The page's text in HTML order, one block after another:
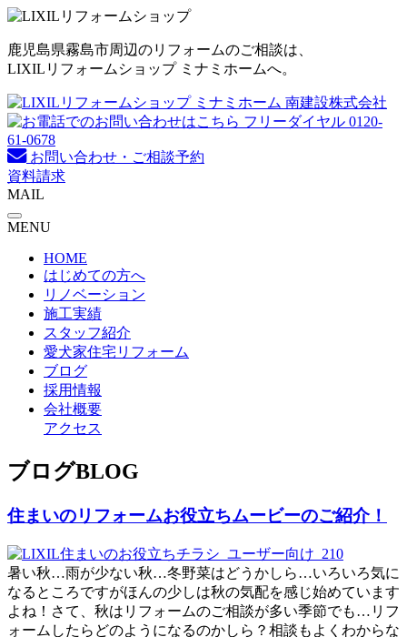
コ
テ
ン
ツ
へ
ス
キ
ッ
プ
鹿児島県霧島市周辺のリフォームのご相談は、
LIXILリフォームショップ ミナミホームへ。
お問い合わせ・ご相談予約
資料請求
MAIL
MENU
HOME
はじめての方へ
リノベーション
施工実績
スタッフ紹介
愛犬家住宅リフォーム
ブログ
採用情報
会社概要
アクセス
ブログBLOG
住まいのリフォームお役立ちムービーのご紹介！
暑い秋…雨が少ない秋…冬野菜はどうかしら…いろいろ気に
なるところですがほんの少しは秋の気配を感じ始めています
よね！さて、秋はリフォームのご相談が多い季節でも…リフ
ォームしたらどのようになるのかしら？相談もよくわからな